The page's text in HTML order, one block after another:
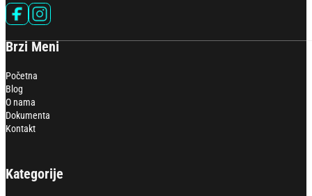
Brzi Meni
Početna
Blog
O nama
Dokumenta
Kontakt
Kategorije